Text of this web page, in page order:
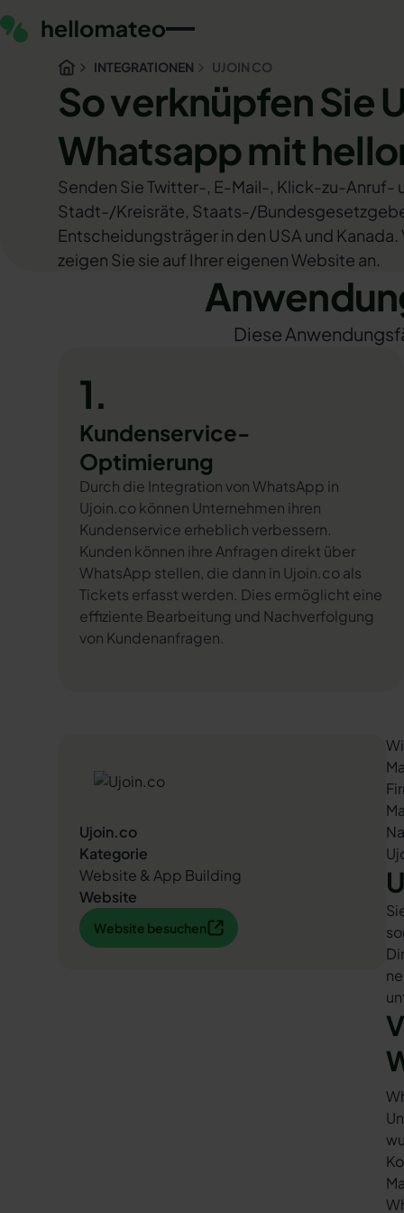
INTEGRATIONEN UJOIN CO
So verknüpfen Sie
Whatsapp mit
Senden Sie Twitter-, E-Mail-, Klick-zu-Anruf-
Stadt-/Kreisräte, Staats-/
Entscheidungsträger in den USA und
zeigen Sie sie auf Ihrer eigenen Website an.
Diese
1.
Kundenservice-
Optimierung
Durch die Integration von WhatsApp in
Ujoin.co können Unternehmen ihren
Kundenservice erheblich verbessern.
Kunden können ihre Anfragen direkt über
WhatsApp stellen, die dann in Ujoin.co als
Tickets erfasst werden. Dies ermöglicht eine
effiziente Bearbeitung und Nachverfolgung
von Kundenanfragen.
Ujoin.co
Kategorie
Website & App Building
Website
Website besuchen
Website besuchen